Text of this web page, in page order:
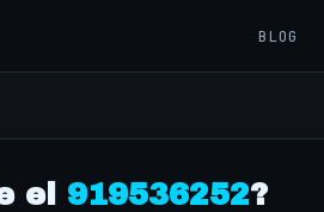
BLOG
el 919536252?